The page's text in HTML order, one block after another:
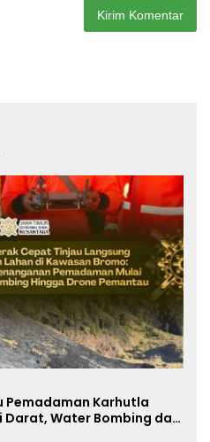
Pemadaman Karhutla
Darat, Water Bombing dan